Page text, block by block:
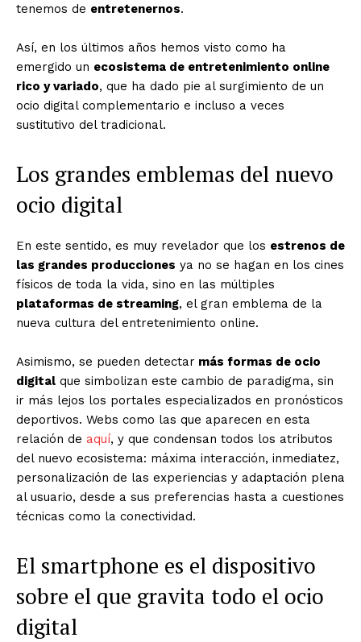
tenemos de entretenernos.
Así, en los últimos años hemos visto como ha
emergido un ecosistema de entretenimiento online
rico y variado, que ha dado pie al surgimiento de un
ocio digital complementario e incluso a veces
sustitutivo del tradicional.
Los grandes emblemas del nuevo
ocio digital
En este sentido, es muy revelador que los estrenos de
las grandes producciones ya no se hagan en los cines
físicos de toda la vida, sino en las múltiples
plataformas de streaming, el gran emblema de la
nueva cultura del entretenimiento online.
Asimismo, se pueden detectar más formas de ocio
digital que simbolizan este cambio de paradigma, sin
ir más lejos los portales especializados en pronósticos
deportivos. Webs como las que aparecen en esta
relación de aquí, y que condensan todos los atributos
del nuevo ecosistema: máxima interacción, inmediatez,
personalización de las experiencias y adaptación plena
al usuario, desde a sus preferencias hasta a cuestiones
técnicas como la conectividad.
El smartphone es el dispositivo
sobre el que gravita todo el ocio
digital